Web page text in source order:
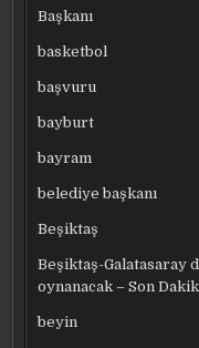
Başkanı
basketbol
başvuru
bayburt
bayram
belediye başkanı
Beşiktaş
Beşiktaş-Galatasaray
oynanacak – Son
beyin